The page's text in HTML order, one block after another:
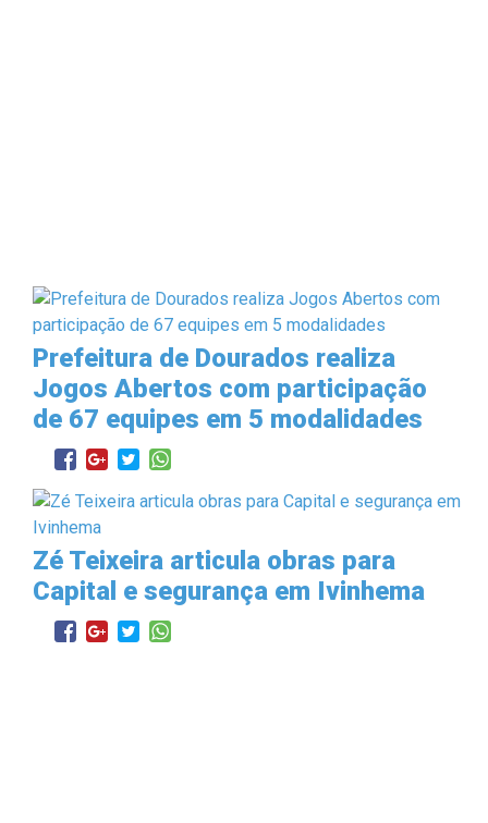
Prefeitura de Dourados realiza
Jogos Abertos com participação
de 67 equipes em 5 modalidades
Zé Teixeira articula obras para
Capital e segurança em Ivinhema